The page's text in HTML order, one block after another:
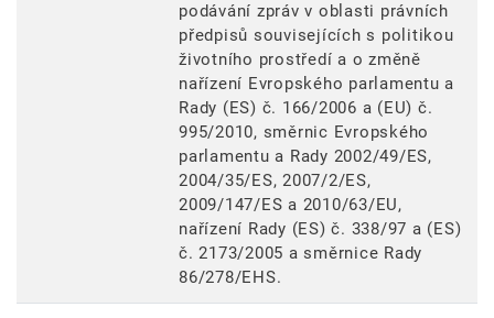
podávání zpráv v oblasti právních
předpisů souvisejících s politikou
životního prostředí a o změně
nařízení Evropského parlamentu a
Rady (ES) č. 166/2006 a (EU) č.
995/2010, směrnic Evropského
parlamentu a Rady 2002/49/ES,
2004/35/ES, 2007/2/ES,
2009/147/ES a 2010/63/EU,
nařízení Rady (ES) č. 338/97 a (ES)
č. 2173/2005 a směrnice Rady
86/278/EHS.